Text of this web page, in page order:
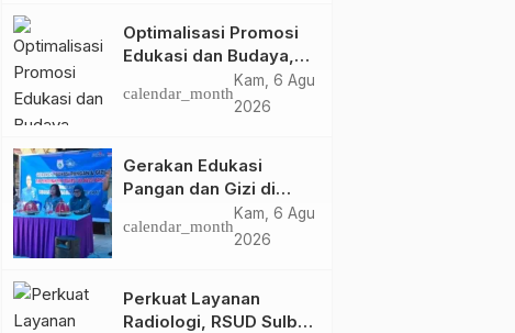
Optimalisasi Promosi
Edukasi dan Budaya,
Anjungan Provinsi
Sulawesi Barat Perkuat
TMII
calendar_month
Kam, 6 Agu
2026
Gerakan Edukasi
Pangan dan Gizi di
Mamasa: Tingkatkan
Pengetahuan dan
calendar_month
Kam, 6 Agu
2026
Perkuat Layanan
Radiologi, RSUD Sulbar